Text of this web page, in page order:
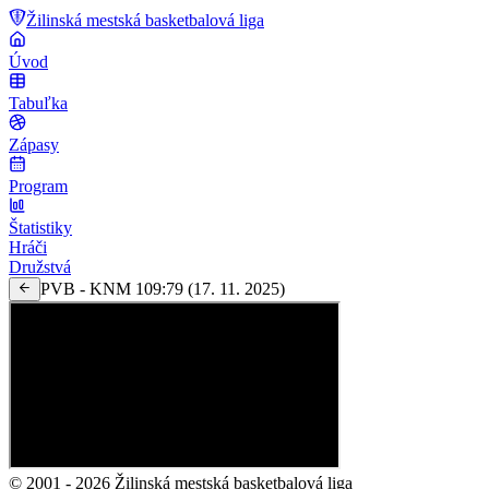
Žilinská mestská basketbalová liga
Úvod
Tabuľka
Zápasy
Program
Štatistiky
Hráči
Družstvá
PVB - KNM 109:79 (17. 11. 2025)
© 2001 - 2026 Žilinská mestská basketbalová liga